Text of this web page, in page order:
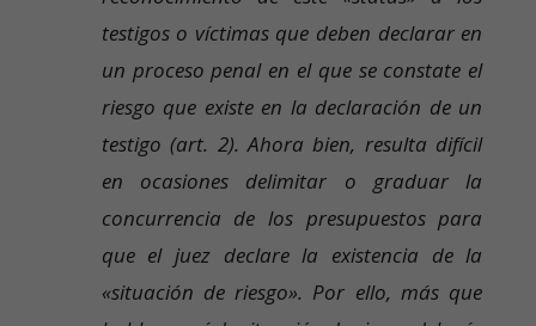
testigos o víctimas que deben declarar en
un proceso penal en el que se constate el
riesgo que existe en la declaración de un
testigo (art. 2). Ahora bien, resulta difícil
en ocasiones delimitar o graduar la
concurrencia de los presupuestos para
que el juez declare la existencia de la
«situación de riesgo». Por ello, más que